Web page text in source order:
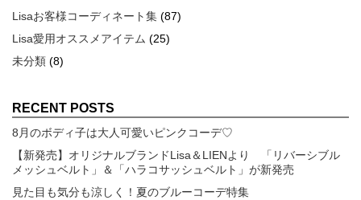
Lisaお客様コーディネート集 (87)
Lisa愛用オススメアイテム (25)
未分類 (8)
RECENT POSTS
8月のボディ子は大人可愛いピンクコーデ♡
【新発売】オリジナルブランドLisa＆LIENより 「リバーシブル
メッシュベルト」＆「ハラコサッシュベルト」が新発売
見た目も気分も涼しく！夏のブルーコーデ特集